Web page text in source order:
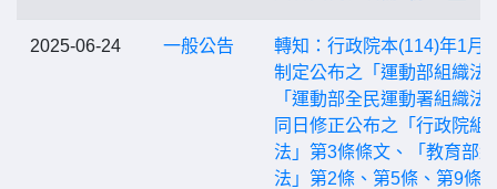
2025-06-24 一般公告
轉知：行政院本(114)年1月
制定公布之「運動部組織法
「運動部全民運動署組織法
同日修正公布之「行政院組
法」第3條條文、「教育部
法」第2條、第5條、第9條